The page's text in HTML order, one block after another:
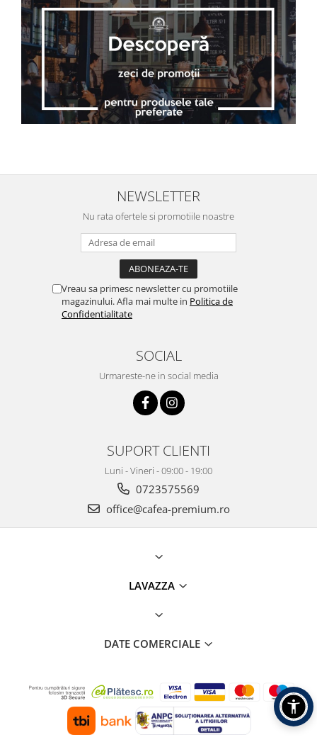
NEWSLETTER
Nu rata ofertele si promotiile noastre
Vreau sa primesc newsletter cu promotiile
magazinului. Afla mai multe in Politica de
Confidentialitate
SOCIAL
Urmareste-ne in social media
SUPORT CLIENTI
Luni - Vineri - 09:00 - 19:00
0723575569
office@cafea-premium.ro
LAVAZZA
DATE COMERCIALE